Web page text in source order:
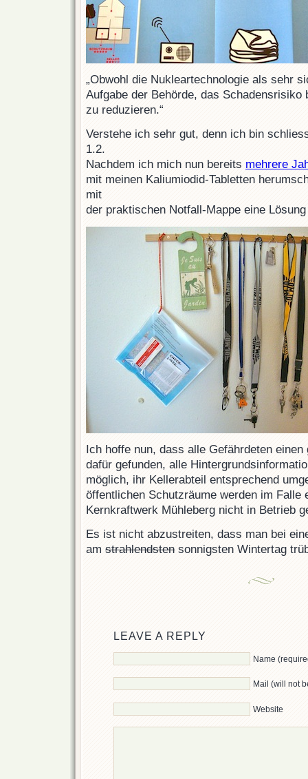
„Obwohl die Nukleartechnologie als sehr
Aufgabe der Behörde, das Schadensrisiko
zu reduzieren.“
Verstehe ich sehr gut, denn ich bin
1.2.
Nachdem ich mich nun bereits mehrere
mit meinen Kaliumiodid-Tabletten
mit
der praktischen Notfall-Mappe eine
Ich hoffe nun, dass alle Gefährdeten
dafür gefunden, alle
möglich, ihr Kellerabteil entsprechend
öffentlichen Schutzräume werden im Falle
Kernkraftwerk Mühleberg nicht in Betrieb
Es ist nicht abzustreiten, dass man bei
am strahlendsten sonnigsten Wintertag
LEAVE A REPLY
Name
Mail (will not
Website